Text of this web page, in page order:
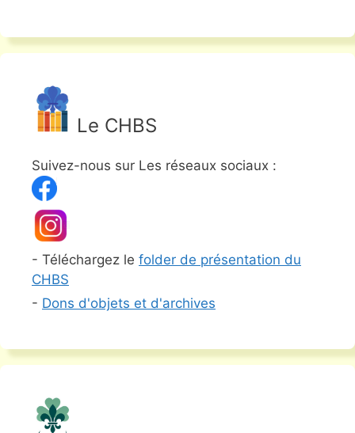
Le CHBS
Suivez-nous sur Les réseaux sociaux :
- Téléchargez le folder de présentation du
CHBS
- Dons d'objets et d'archives